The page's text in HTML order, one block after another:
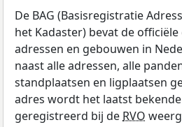
De BAG (Basisregistratie
het Kadaster) bevat de
adressen en gebouwen in
naast alle adressen, alle
standplaatsen en ligplaatsen
adres wordt het laatst
geregistreerd bij de RVO